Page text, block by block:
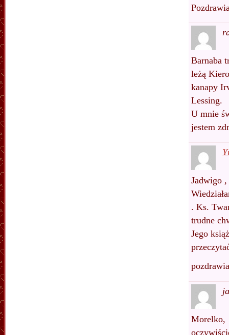
Barnaba
leżą
kanapy
Lessing.
U mnie
jestem
Jadwigo
. Ks.
trudne
Jego
Morelko,